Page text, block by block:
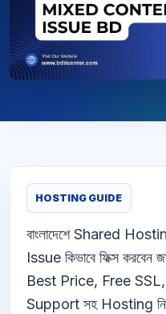
HOSTING GUIDE
বাংলাদেশে Shared
Issue কিভাবে ফিক্স
Best Price, Free
Support সহ Hosting